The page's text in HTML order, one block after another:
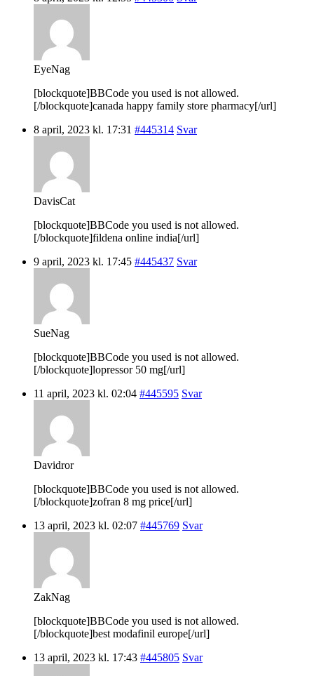
EyeNag
[blockquote]BBCode you used is not allowed.
[/blockquote]canada happy family store pharmacy[/url]
8 april, 2023 kl. 17:31 #445314 Svar
DavisCat
[blockquote]BBCode you used is not allowed.
[/blockquote]fildena online india[/url]
9 april, 2023 kl. 17:45 #445437 Svar
SueNag
[blockquote]BBCode you used is not allowed.
[/blockquote]lopressor 50 mg[/url]
11 april, 2023 kl. 02:04 #445595 Svar
Davidror
[blockquote]BBCode you used is not allowed.
[/blockquote]zofran 8 mg price[/url]
13 april, 2023 kl. 02:07 #445769 Svar
ZakNag
[blockquote]BBCode you used is not allowed.
[/blockquote]best modafinil europe[/url]
13 april, 2023 kl. 17:43 #445805 Svar